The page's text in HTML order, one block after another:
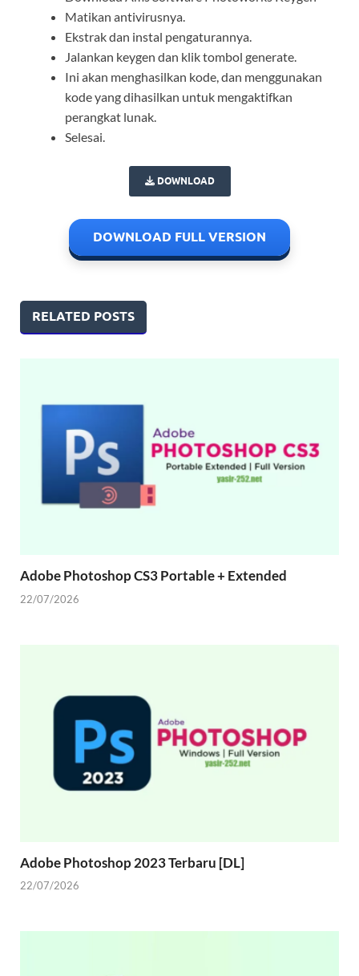
Matikan antivirusnya.
Ekstrak dan instal pengaturannya.
Jalankan keygen dan klik tombol generate.
Ini akan menghasilkan kode, dan menggunakan
kode yang dihasilkan untuk mengaktifkan
perangkat lunak.
Selesai.
DOWNLOAD
DOWNLOAD FULL VERSION
RELATED POSTS
Adobe Photoshop CS3 Portable + Extended
22/07/2026
Adobe Photoshop 2023 Terbaru [DL]
22/07/2026